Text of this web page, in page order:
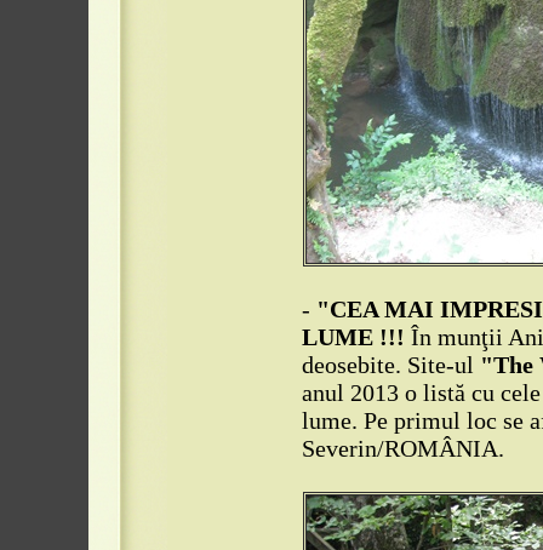
- "CEA MAI
LUME !!! În munţii
deosebite. Site-ul "The
anul 2013 o listă cu
lume. Pe primul loc se
Severin/ROMÂNIA.